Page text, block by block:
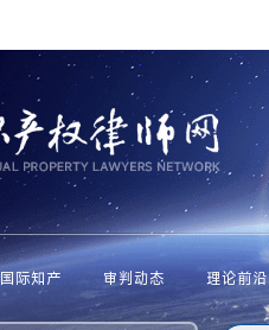
国际知产 审判动态 理论前沿